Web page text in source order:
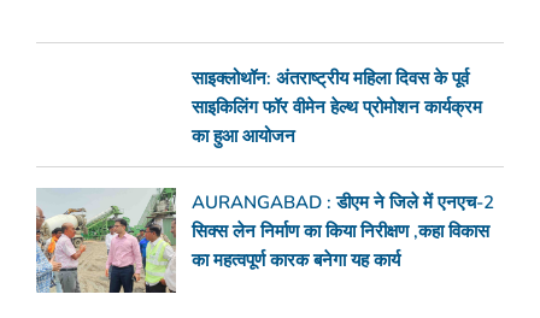
साइक्लोथॉन: अंतराष्ट्रीय महिला दिवस के पूर्व
साइकिलिंग फॉर वीमेन हेल्थ प्रोमोशन कार्यक्रम
का हुआ आयोजन
AURANGABAD : डीएम ने जिले में एनएच-2
सिक्स लेन निर्माण का किया निरीक्षण ,कहा विकास
का महत्वपूर्ण कारक बनेगा यह कार्य